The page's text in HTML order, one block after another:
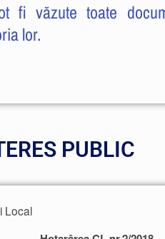
fi văzute toate
lor.
PUBLIC
Local